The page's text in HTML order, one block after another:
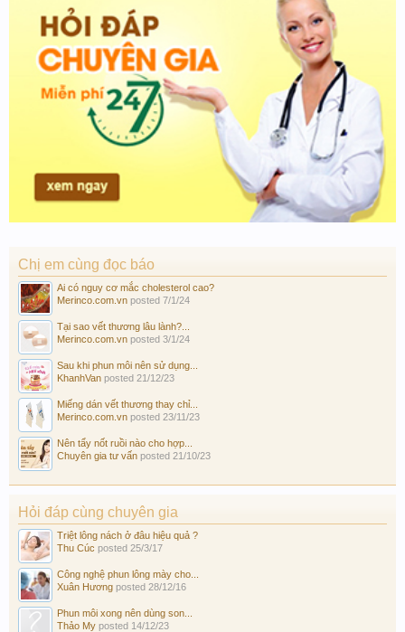
Chị em cùng đọc báo
Ai có nguy cơ mắc cholesterol cao?
Merinco.com.vn posted 7/1/24
Tại sao vết thương lâu lành?...
Merinco.com.vn posted 3/1/24
Sau khi phun môi nên sử dụng...
KhanhVan posted 21/12/23
Miếng dán vết thương thay chỉ...
Merinco.com.vn posted 23/11/23
Nên tẩy nốt ruồi nào cho hợp...
Chuyên gia tư vấn posted 21/10/23
Hỏi đáp cùng chuyên gia
Triệt lông nách ở đâu hiệu quả ?
Thu Cúc posted 25/3/17
Công nghệ phun lông mày cho...
Xuân Hương posted 28/12/16
Phun môi xong nên dùng son...
Thảo My posted 14/12/23